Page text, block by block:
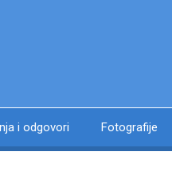
i odgovori Fotografije